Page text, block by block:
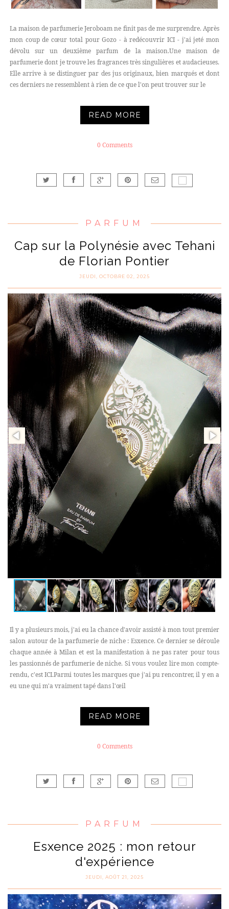
La maison de parfumerie Jeroboam ne finit pas de me surprendre. Après
mon coup de cœur total pour Gozo - à redécouvrir ICI - j'ai jeté mon
dévolu sur un deuxième parfum de la maison.Une maison de
parfumerie dont je trouve les fragrances très singulières et audacieuses.
Elle arrive à se distinguer par des jus originaux, bien marqués et dont
ces derniers ne ressemblent à rien de ce que l'on peut trouver sur le
READ MORE
0 Comments
PARFUM
Cap sur la Polynésie avec Tehani
de Florian Pontier
JEUDI, OCTOBRE 02, 2025
Il y a plusieurs mois, j'ai eu la chance d'avoir assisté à mon tout premier
salon autour de la parfumerie de niche : Esxence. Ce dernier se déroule
chaque année à Milan et est la manifestation à ne pas rater pour tous
les passionnés de parfumerie de niche. Si vous voulez lire mon compte-
rendu, c'est ICI.Parmi toutes les marques que j'ai pu rencontrer, il y en a
eu une qui m'a vraiment tapé dans l'œil
READ MORE
0 Comments
PARFUM
Esxence 2025 : mon retour
d'expérience
JEUDI, AOÛT 21, 2025